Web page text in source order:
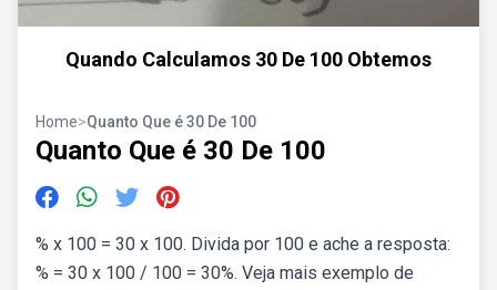
Quando Calculamos 30 De 100 Obtemos
Home>Quanto Que é 30 De 100
Quanto Que é 30 De 100
% x 100 = 30 x 100. Divida por 100 e ache a resposta:
% = 30 x 100 / 100 = 30%. Veja mais exemplo de